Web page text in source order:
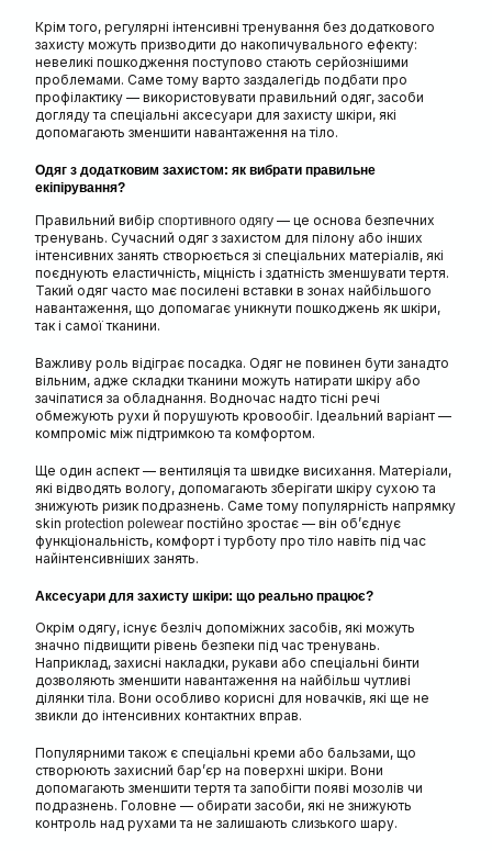
Крім того, регулярні інтенсивні тренування без додаткового
захисту можуть призводити до накопичувального ефекту:
невеликі пошкодження поступово стають серйознішими
проблемами. Саме тому варто заздалегідь подбати про
профілактику — використовувати правильний одяг, засоби
догляду та спеціальні аксесуари для захисту шкіри, які
допомагають зменшити навантаження на тіло.
Одяг з додатковим захистом: як вибрати правильне
екіпірування?
Правильний вибір спортивного одягу — це основа безпечних
тренувань. Сучасний одяг з захистом для пілону або інших
інтенсивних занять створюється зі спеціальних матеріалів, які
поєднують еластичність, міцність і здатність зменшувати тертя.
Такий одяг часто має посилені вставки в зонах найбільшого
навантаження, що допомагає уникнути пошкоджень як шкіри,
так і самої тканини.
Важливу роль відіграє посадка. Одяг не повинен бути занадто
вільним, адже складки тканини можуть натирати шкіру або
зачіпатися за обладнання. Водночас надто тісні речі
обмежують рухи й порушують кровообіг. Ідеальний варіант —
компроміс між підтримкою та комфортом.
Ще один аспект — вентиляція та швидке висихання. Матеріали,
які відводять вологу, допомагають зберігати шкіру сухою та
знижують ризик подразнень. Саме тому популярність напрямку
skin protection polewear постійно зростає — він об’єднує
функціональність, комфорт і турботу про тіло навіть під час
найінтенсивніших занять.
Аксесуари для захисту шкіри: що реально працює?
Окрім одягу, існує безліч допоміжних засобів, які можуть
значно підвищити рівень безпеки під час тренувань.
Наприклад, захисні накладки, рукави або спеціальні бинти
дозволяють зменшити навантаження на найбільш чутливі
ділянки тіла. Вони особливо корисні для новачків, які ще не
звикли до інтенсивних контактних вправ.
Популярними також є спеціальні креми або бальзами, що
створюють захисний бар’єр на поверхні шкіри. Вони
допомагають зменшити тертя та запобігти появі мозолів чи
подразнень. Головне — обирати засоби, які не знижують
контроль над рухами та не залишають слизького шару.